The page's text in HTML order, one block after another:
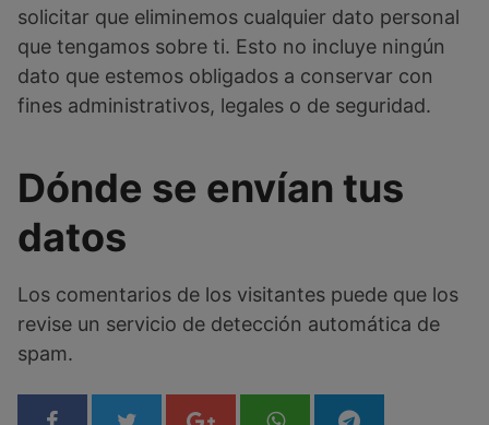
solicitar que eliminemos cualquier dato personal
que tengamos sobre ti. Esto no incluye ningún
dato que estemos obligados a conservar con
fines administrativos, legales o de seguridad.
Dónde se envían tus
datos
Los comentarios de los visitantes puede que los
revise un servicio de detección automática de
spam.